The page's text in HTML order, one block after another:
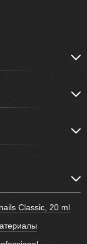
Classic, 20 ml